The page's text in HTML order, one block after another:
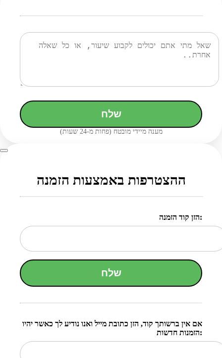
שלח
מענה מיידי מובטח (פחות מ-24 שעות)
ההצטרפות באמצעות הזמנה
הזן קוד הזמנה:
שלח
אם אין ברשותך קוד, הזן כתובת מייל ואנו נודיע לך כאשר יהיו
הזמנות חדשות: